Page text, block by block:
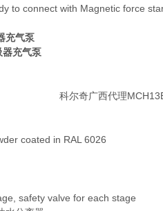
to connect with Magnetic force
气泵
器充气泵
coated in RAL 6026
safety valve for each stage